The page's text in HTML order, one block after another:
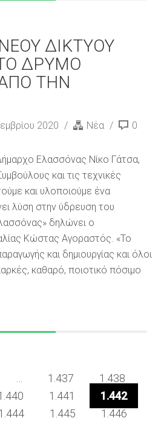
ΔΙΚΤΥΟΥ
ΔΡΥΜΟ
ΤΗΝ
2020 Νέα 0
Ελασσόνας Νίκο Γάτσα,
και τις τεχνικές
και υλοποιούμε ένα
λύση στην ύδρευση του
δηλώνει ο
Κώστας Αγοραστός. «Το
και δημιουργίας και όλοι
καθαρό, ποιοτικό πόσιμο
… 1.437
1.438
1.441
1.442
1.445
1.446